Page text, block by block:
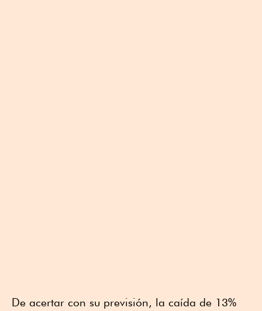
De acertar con su previsión, la caída de 13%